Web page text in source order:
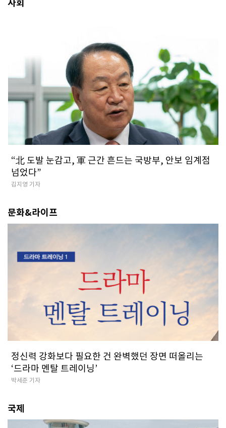
사회
​“北 도발 눈감고, 軍 근간 흔드는 국방부, 안보 임계점
넘었다”
김지영 기자
문화&라이프
정신력 강화보다 필요한 건 완벽했던 장면 떠올리는
‘드라마 멘탈 트레이닝’
박세준 기자
국제